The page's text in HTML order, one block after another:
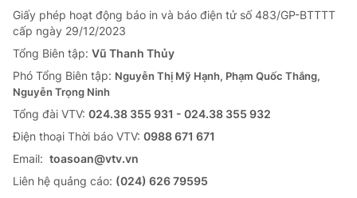
Giấy phép hoạt động báo in và báo điện tử số 483/GP-BTTTT
cấp ngày 29/12/2023
Tổng Biên tập: Vũ Thanh Thủy
Phó Tổng Biên tập: Nguyễn Thị Mỹ Hạnh, Phạm Quốc Thắng,
Nguyễn Trọng Ninh
Tổng đài VTV: 024.38 355 931 - 024.38 355 932
Ðiện thoại Thời báo VTV: 0988 671 671
Email: toasoan@vtv.vn
Liên hệ quảng cáo: (024) 626 79595